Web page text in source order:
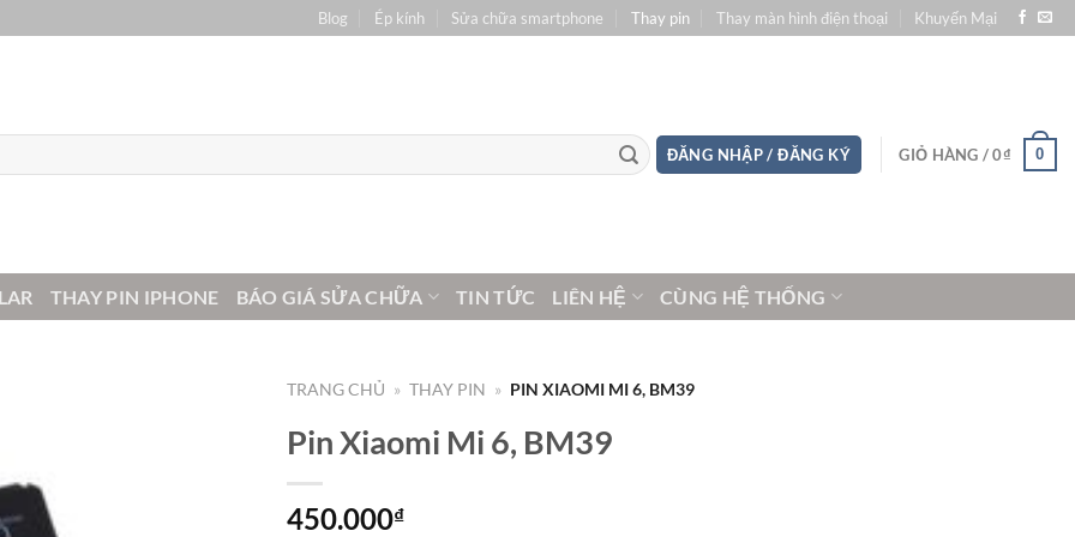
Blog Ép kính Sửa chữa smartphone Thay pin Thay màn hình điện thoại Khuyến Mại
ĐĂNG NHẬP / ĐĂNG KÝ GIỎ HÀNG /0₫ 0
THAY PIN IPHONE BÁO GIÁ SỬA CHỮA TIN TỨC LIÊN HỆ CÙNG HỆ THỐNG
TRANG CHỦ » THAY PIN » PIN XIAOMI MI 6, BM39
Pin Xiaomi Mi 6, BM39
450.000₫